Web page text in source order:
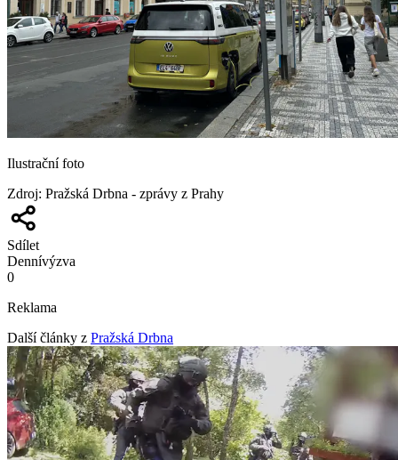
Ilustrační foto
Zdroj: Pražská Drbna - zprávy z Prahy
Sdílet
Dennívýzva
0
Reklama
Další články z Pražská Drbna